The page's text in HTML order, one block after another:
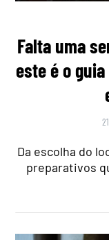
Falta uma
este é o
Da escolha do
preparativos